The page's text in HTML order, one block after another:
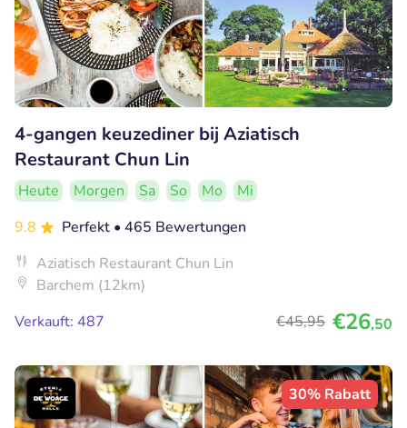
4-gangen keuzediner bij Aziatisch
Restaurant Chun Lin
Heute Morgen Sa So Mo
Mi
9.8
Perfekt • 465 Bewertungen
Aziatisch Restaurant Chun Lin
Barchem (12km)
Verkauft: 487
€45,95 €26,50
30% Rabatt